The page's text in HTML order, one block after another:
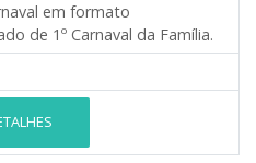
em formato
de 1º Carnaval da Família.